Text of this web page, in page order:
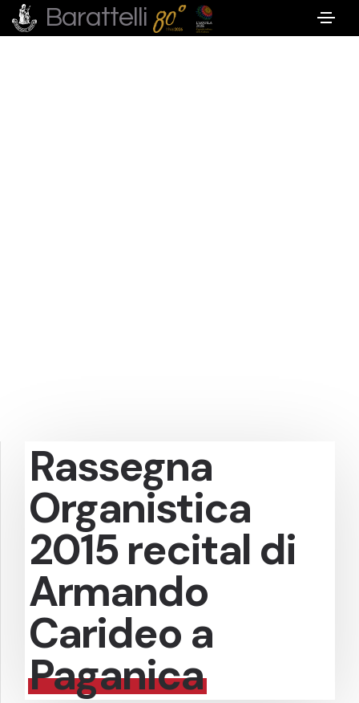
Barattelli
Rassegna
Organistica
2015 recital di
Armando
Carideo a
Paganica